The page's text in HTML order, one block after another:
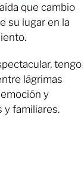
que cambio
su lugar en la
tengo
lágrimas
y
y familiares.